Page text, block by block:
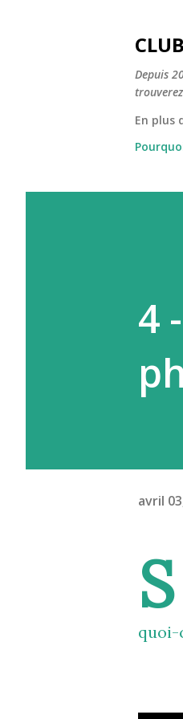
Depuis
En plus
4
avril
S